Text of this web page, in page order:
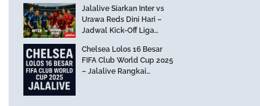
Jalalive Siarkan Inter vs
Urawa Reds Dini Hari –
Jadwal Kick-Off Liga
Chelsea Lolos 16 Besar
FIFA Club World Cup 2025
– Jalalive Rangkai